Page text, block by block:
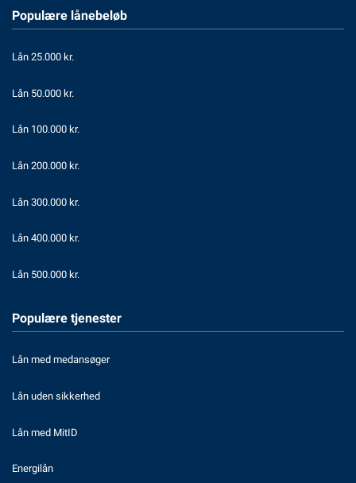
Populære lånebeløb
Lån 25.000 kr.
Lån 50.000 kr.
Lån 100.000 kr.
Lån 200.000 kr.
Lån 300.000 kr.
Lån 400.000 kr.
Lån 500.000 kr.
Populære tjenester
Lån med medansøger
Lån uden sikkerhed
Lån med MitID
Energilån